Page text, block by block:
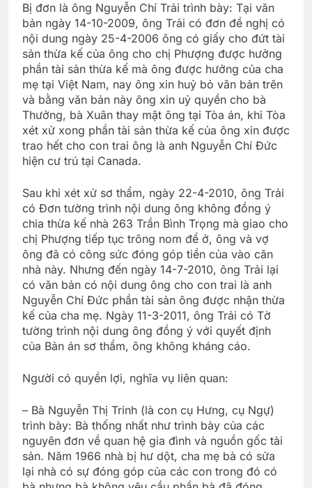
Bị đơn là ông Nguyễn Chí Trải trình bày: Tại văn
bản ngày 14-10-2009, ông Trải có đơn đề nghị có
nội dung ngày 25-4-2006 ông có giấy cho đứt tài
sản thừa kế của ông cho chị Phượng được hưởng
phần tài sản thừa kế mà ông được hưởng của cha
mẹ tại Việt Nam, nay ông xin huỷ bỏ văn bản trên
và bằng văn bản này ông xin uỷ quyền cho bà
Thưởng, bà Xuân thay mặt ông tại Tòa án, khi Tòa
xét xử xong phần tài sản thừa kế của ông xin được
trao hết cho con trai ông là anh Nguyễn Chí Đức
hiện cư trú tại Canada.
Sau khi xét xử sơ thẩm, ngày 22-4-2010, ông Trải
có Đơn tường trình nội dung ông không đồng ý
chia thừa kế nhà 263 Trần Bình Trọng mà giao cho
chị Phượng tiếp tục trông nom để ở, ông và vợ
ông đã có công sức đóng góp tiền của vào căn
nhà này. Nhưng đến ngày 14-7-2010, ông Trải lại
có văn bản có nội dung ông cho con trai là anh
Nguyễn Chí Đức phần tài sản ông được nhận thừa
kế của cha mẹ. Ngày 11-3-2011, ông Trải có Tờ
tường trình nội dung ông đồng ý với quyết định
của Bản án sơ thẩm, ông không kháng cáo.
Người có quyền lợi, nghĩa vụ liên quan:
– Bà Nguyễn Thị Trinh (là con cụ Hưng, cụ Ngự)
trình bày: Bà thống nhất như trình bày của các
nguyên đơn về quan hệ gia đình và nguồn gốc tài
sản. Năm 1966 nhà bị hư dột, cha mẹ bà có sửa
lại nhà có sự đóng góp của các con trong đó có